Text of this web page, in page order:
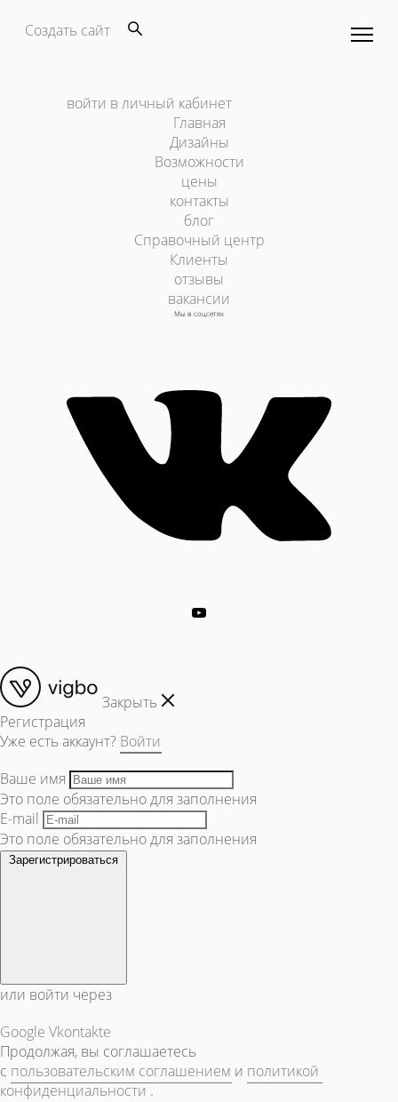
Создать сайт
войти в личный кабинет
Главная
Дизайны
Возможности
цены
контакты
блог
Справочный центр
Клиенты
отзывы
вакансии
Мы в соцсетях
Закрыть
Регистрация
Уже есть аккаунт? Войти
Ваше имя
Это поле обязательно для заполнения
E-mail
Это поле обязательно для заполнения
Зарегистрироваться
или войти через
Google Vkontakte
Продолжая, вы соглашаетесь
с пользовательским соглашением и политикой
конфиденциальности .